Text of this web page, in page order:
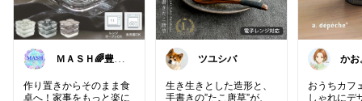
ＭＡＳＨ🌈豊か
マイズ🌈
作り置きからそのまま食
卓へ！家事をもっと楽に
ツユシバ
生き生きとした造形と、
手書きの”たこ唐草”が、
か
おうちカフ
しゃれにデ